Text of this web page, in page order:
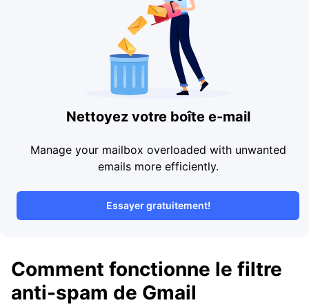
Nettoyez votre boîte e-mail
Manage your mailbox overloaded with unwanted
emails more efficiently.
Essayer gratuitement!
Comment fonctionne le filtre
anti-spam de Gmail